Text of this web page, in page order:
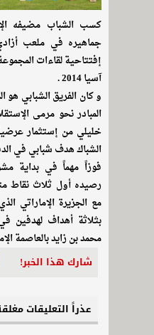
كسب الشباب مضيفه
جماهيره في ملعب
آسيا 2014 .
و كان الفريق الشبابي هو
المبادر نحو مرمى
خليلي من إستثمار عرضية
فوزاً مهماً في بداية
رصيده أول ثلاث نقاط
مع الجزيرة الإماراتي
بثلاثة أهداف لهدفين
محمد بن زايد بالعاصمة
شارك هذا الخبر!
عذراً التعليقات